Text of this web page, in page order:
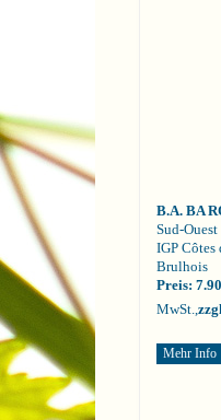
B.A. BA
Sud-Ouest
IGP Côtes
Brulhois
Preis:
MwSt.,
Mehr Info